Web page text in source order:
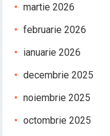
martie 2026
februarie 2026
ianuarie 2026
decembrie 2025
noiembrie 2025
octombrie 2025